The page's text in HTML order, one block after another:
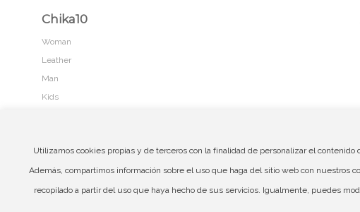
Chika10
Woman
Leather
Man
Kids
© Copyright - CHIKA10 byYET Fashion Technology
Utilizamos cookies propias y de terceros con la finalidad de personalizar el
Además, compartimos información sobre el uso que haga del sitio web con nuestros
recopilado a partir del uso que haya hecho de sus servicios. Igualmente, puedes